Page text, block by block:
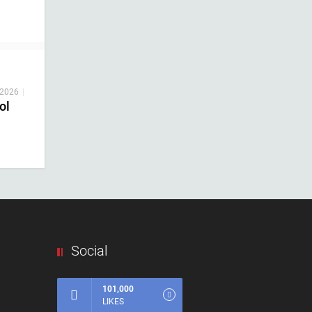
|
Social
101,000
LIKES